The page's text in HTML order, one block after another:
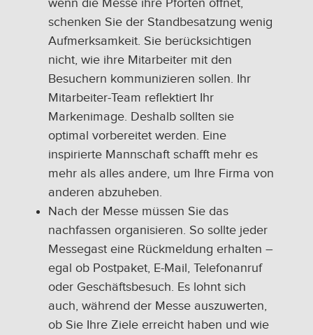
schenken Sie der Standbesatzung wenig
Aufmerksamkeit. Sie berücksichtigen
nicht, wie ihre Mitarbeiter mit den
Besuchern kommunizieren sollen. Ihr
Mitarbeiter-Team reflektiert Ihr
Markenimage. Deshalb sollten sie
optimal vorbereitet werden. Eine
inspirierte Mannschaft schafft mehr es
mehr als alles andere, um Ihre Firma von
anderen abzuheben.
Nach der Messe müssen Sie das
nachfassen organisieren. So sollte jeder
Messegast eine Rückmeldung erhalten –
egal ob Postpaket, E-Mail, Telefonanruf
oder Geschäftsbesuch. Es lohnt sich
auch, während der Messe auszuwerten,
ob Sie Ihre Ziele erreicht haben und wie